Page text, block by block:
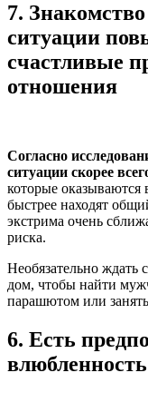
7.
ситуации
счастливые
отношения
Согласно
ситуации скорее
которые оказываются
быстрее находят
экстрима очень
риска.
Необязательно ждать
дом, чтобы найти
парашютом или
6. Есть